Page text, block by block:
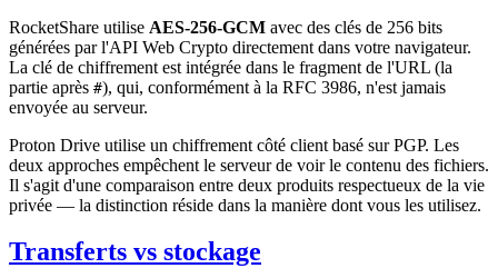
RocketShare utilise AES-256-GCM avec des clés de 256 bits
générées par l'API Web Crypto directement dans votre navigateur.
La clé de chiffrement est intégrée dans le fragment de l'URL (la
partie après #), qui, conformément à la RFC 3986, n'est jamais
envoyée au serveur.
Proton Drive utilise un chiffrement côté client basé sur PGP. Les
deux approches empêchent le serveur de voir le contenu des fichiers.
Il s'agit d'une comparaison entre deux produits respectueux de la vie
privée — la distinction réside dans la manière dont vous les utilisez.
Transferts vs stockage